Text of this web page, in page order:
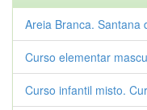
Areia Branca. Santana
Curso elementar
Curso infantil misto.